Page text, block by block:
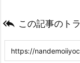
 この記事のト